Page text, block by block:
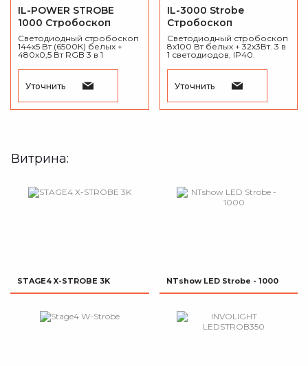
IL-POWER STROBE
1000 Стробоскоп
Cветодиодный стробоскоп
144х5 Вт (6500К) белых +
480х0,5 Вт RGB 3 в 1
Уточнить
IL-3000 Strobe
Стробоскоп
Cветодиодный стробоскоп
8х100 Вт белых + 32х3Вт. 3 в
1 светодиодов, IP40.
Уточнить
Витрина:
STAGE4 X-STROBE 3K NTshow LED Strobe - 1000